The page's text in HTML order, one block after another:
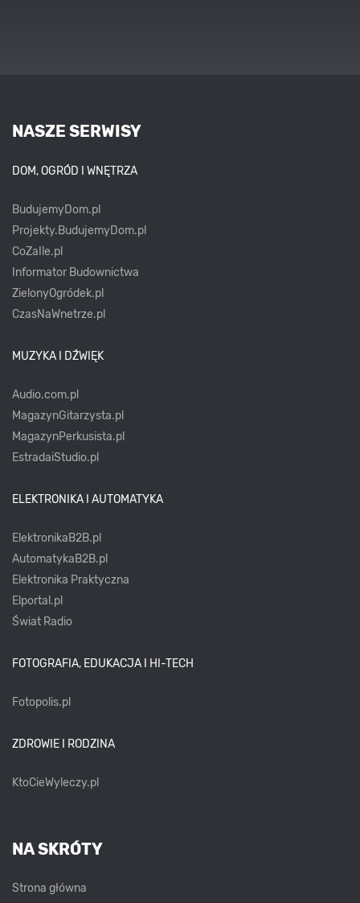
NASZE SERWISY
DOM, OGRÓD I WNĘTRZA
BudujemyDom.pl
Projekty.BudujemyDom.pl
CoZaIle.pl
Informator Budownictwa
ZielonyOgródek.pl
CzasNaWnetrze.pl
MUZYKA I DŹWIĘK
Audio.com.pl
MagazynGitarzysta.pl
MagazynPerkusista.pl
EstradaiStudio.pl
ELEKTRONIKA I AUTOMATYKA
ElektronikaB2B.pl
AutomatykaB2B.pl
Elektronika Praktyczna
Elportal.pl
Świat Radio
FOTOGRAFIA, EDUKACJA I HI-TECH
Fotopolis.pl
ZDROWIE I RODZINA
KtoCieWyleczy.pl
NA SKRÓTY
Strona główna